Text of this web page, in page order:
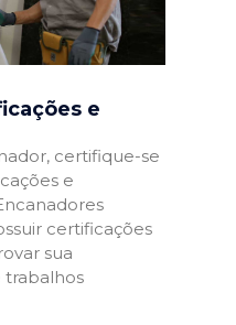
e
certifique-se
e
certificações
sua
trabalhos